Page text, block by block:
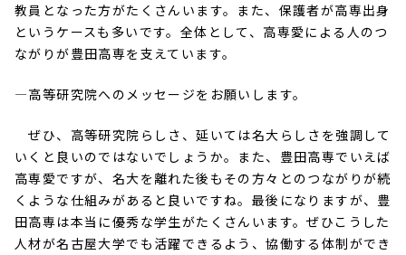
教員となった方がたくさんいます。また、保護者が高専出身
というケースも多いです。全体として、高専愛による人のつ
ながりが豊田高専を支えています。
―高等研究院へのメッセージをお願いします。
ぜひ、高等研究院らしさ、延いては名大らしさを強調して
いくと良いのではないでしょうか。また、豊田高専でいえば
高専愛ですが、名大を離れた後もその方々とのつながりが続
くような仕組みがあると良いですね。最後になりますが、豊
田高専は本当に優秀な学生がたくさんいます。ぜひこうした
人材が名古屋大学でも活躍できるよう、協働する体制ができ